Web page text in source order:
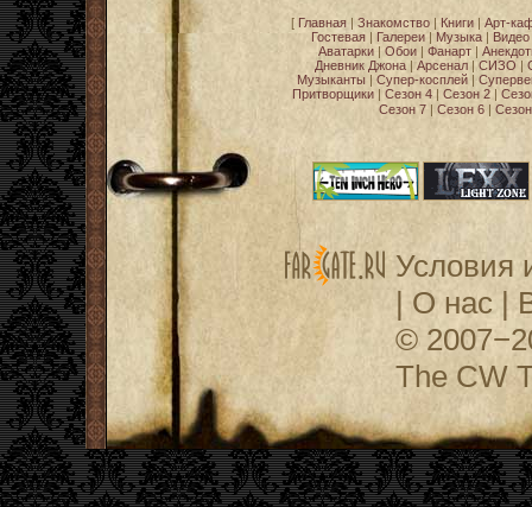
[ Главная| Знакомство| Книги| Арт-
Гостевая
Галереи Музыка Видео
Аватарки
Обои Фанарт
Дневник Джона|Арсенал| СИЗО
Музыканты
Супер-косплей
Притворщики
Сезон 4 Сезон 2
Сезон 7| Сезон 6|
Условия
| О нас|
©
The CW